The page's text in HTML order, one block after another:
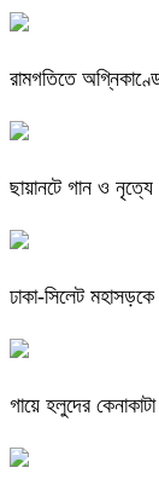
রামগতিতে
ছায়ানটে গান ও
ঢাকা-সিলেট
গায়ে হলুদের